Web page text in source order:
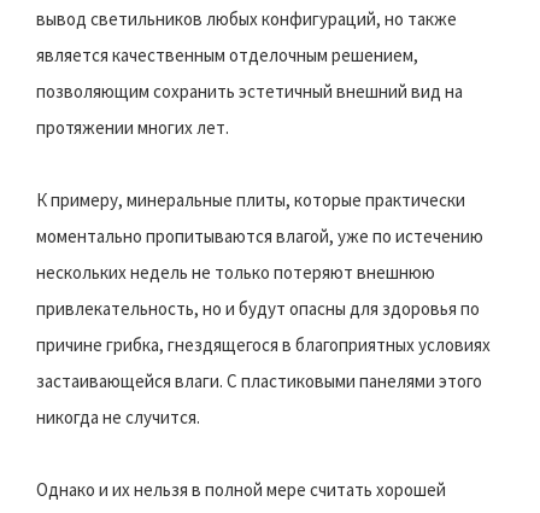
вывод светильников любых конфигураций, но также
является качественным отделочным решением,
позволяющим сохранить эстетичный внешний вид на
протяжении многих лет.
К примеру, минеральные плиты, которые практически
моментально пропитываются влагой, уже по истечению
нескольких недель не только потеряют внешнюю
привлекательность, но и будут опасны для здоровья по
причине грибка, гнездящегося в благоприятных условиях
застаивающейся влаги. С пластиковыми панелями этого
никогда не случится.
Однако и их нельзя в полной мере считать хорошей